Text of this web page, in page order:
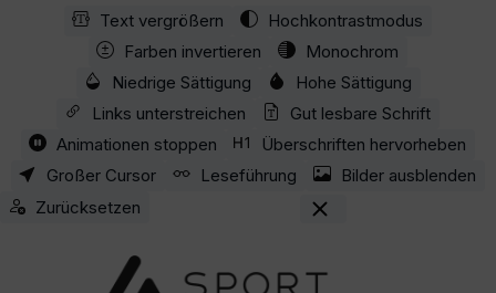
Zum Hauptinhalt springen
Text vergrößern
Hochkontrastmodus
Farben invertieren
Monochrom
Niedrige Sättigung
Hohe Sättigung
Links unterstreichen
Gut lesbare Schrift
Animationen stoppen
Überschriften hervorheben
Großer Cursor
Leseführung
Bilder ausblenden
Zurücksetzen